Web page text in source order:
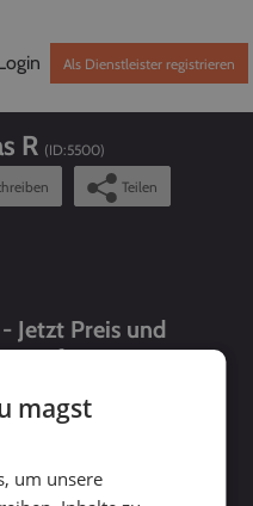
Als Dienstleister registrieren
R (ID:5500)
Teilen
Jetzt Preis und
prüfen!
magst
um unsere